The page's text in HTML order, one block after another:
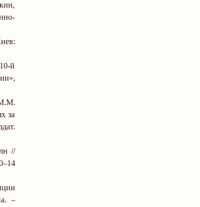
й
М.М.
за
//
–14
–